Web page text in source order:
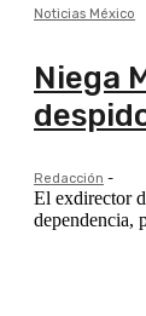
Noticias México
Niega
Redacción -
El exdirector